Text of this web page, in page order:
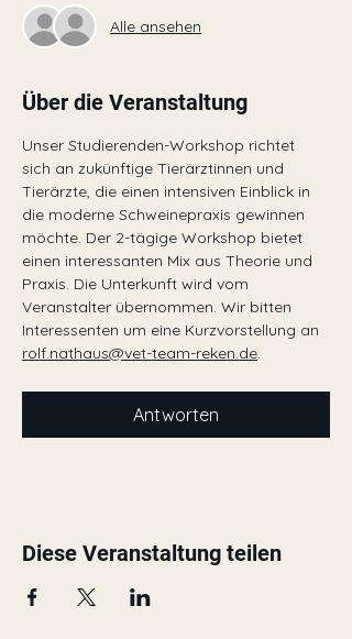
Alle ansehen
Über die Veranstaltung
Unser Studierenden-Workshop richtet
sich an zukünftige Tierärztinnen und
Tierärzte, die einen intensiven Einblick in
die moderne Schweinepraxis gewinnen
möchte. Der 2-tägige Workshop bietet
einen interessanten Mix aus Theorie und
Praxis. Die Unterkunft wird vom
Veranstalter übernommen. Wir bitten
Interessenten um eine Kurzvorstellung an
rolf.nathaus@vet-team-reken.de.
Antworten
Diese Veranstaltung teilen